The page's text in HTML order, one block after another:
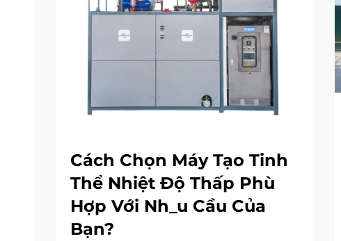
Cách Chọn Máy Tạo Tinh
Thể Nhiệt Độ Thấp Phù
Hợp Với Nh_u Cầu Của
Bạn?